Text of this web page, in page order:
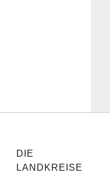
DIE
LANDKREISE